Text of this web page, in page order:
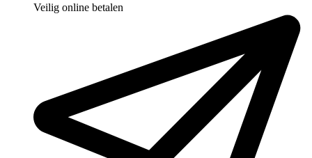
Veilig online betalen